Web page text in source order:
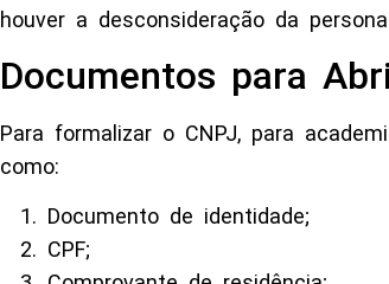
houver a desconsideração da
Documentos para
Para formalizar o CNPJ, para
como:
Documento de identidade;
CPF;